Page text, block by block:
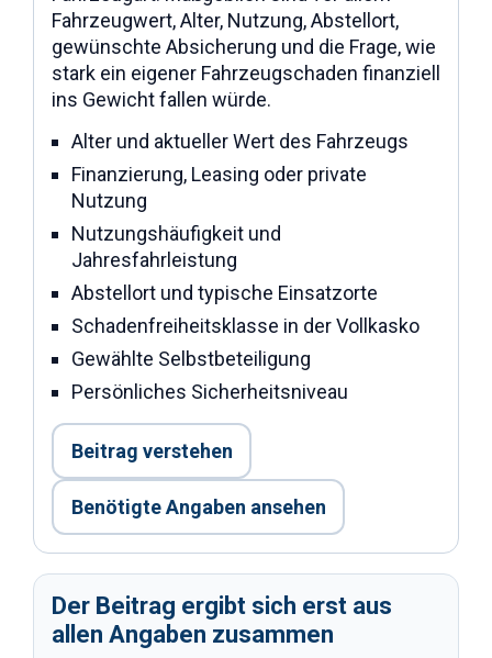
Fahrzeugwert, Alter, Nutzung, Abstellort,
gewünschte Absicherung und die Frage, wie
stark ein eigener Fahrzeugschaden finanziell
ins Gewicht fallen würde.
Alter und aktueller Wert des Fahrzeugs
Finanzierung, Leasing oder private
Nutzung
Nutzungshäufigkeit und
Jahresfahrleistung
Abstellort und typische Einsatzorte
Schadenfreiheitsklasse in der Vollkasko
Gewählte Selbstbeteiligung
Persönliches Sicherheitsniveau
Beitrag verstehen
Benötigte Angaben ansehen
Der Beitrag ergibt sich erst aus
allen Angaben zusammen